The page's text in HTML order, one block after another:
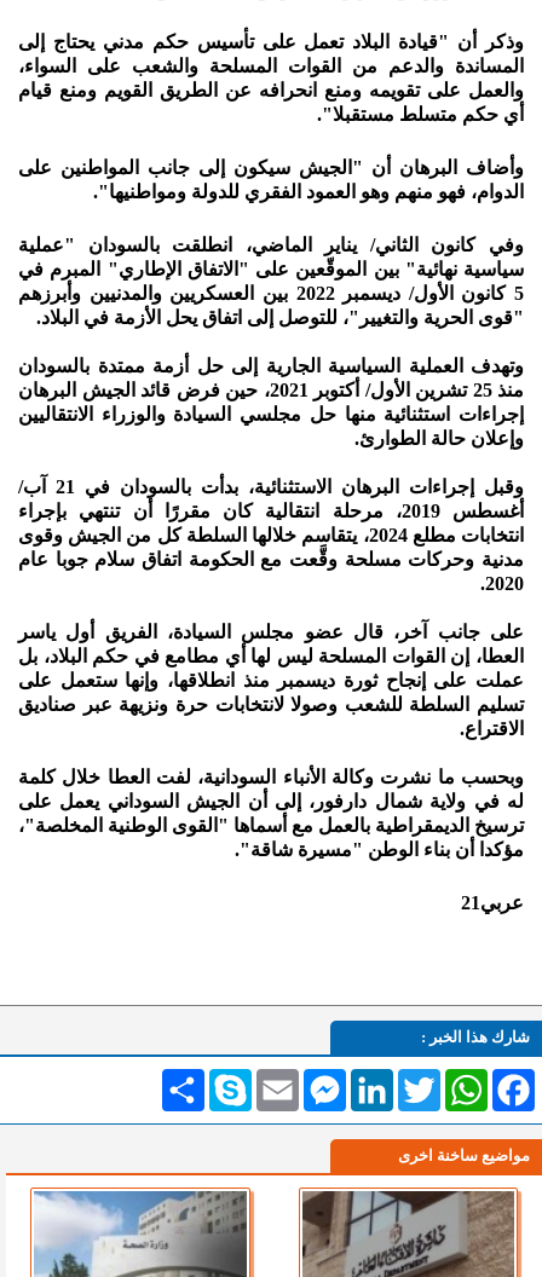
وذكر أن "قيادة البلاد تعمل على تأسيس حكم مدني يحتاج إلى
المساندة والدعم من القوات المسلحة والشعب على السواء،
والعمل على تقويمه ومنع انحرافه عن الطريق القويم ومنع قيام
أي حكم متسلط مستقبلا".
وأضاف البرهان أن "الجيش سيكون إلى جانب المواطنين على
الدوام، فهو منهم وهو العمود الفقري للدولة ومواطنيها".
وفي كانون الثاني/ يناير الماضي، انطلقت بالسودان "عملية
سياسية نهائية" بين الموقّعين على "الاتفاق الإطاري" المبرم في
5 كانون الأول/ ديسمبر 2022 بين العسكريين والمدنيين وأبرزهم
"قوى الحرية والتغيير"، للتوصل إلى اتفاق يحل الأزمة في البلاد.
وتهدف العملية السياسية الجارية إلى حل أزمة ممتدة بالسودان
منذ 25 تشرين الأول/ أكتوبر 2021، حين فرض قائد الجيش البرهان
إجراءات استثنائية منها حل مجلسي السيادة والوزراء الانتقاليين
وإعلان حالة الطوارئ.
وقبل إجراءات البرهان الاستثنائية، بدأت بالسودان في 21 آب/
أغسطس 2019، مرحلة انتقالية كان مقررًا أن تنتهي بإجراء
انتخابات مطلع 2024، يتقاسم خلالها السلطة كل من الجيش وقوى
مدنية وحركات مسلحة وقَّعت مع الحكومة اتفاق سلام جوبا عام
2020.
على جانب آخر، قال عضو مجلس السيادة، الفريق أول ياسر
العطا، إن القوات المسلحة ليس لها أي مطامع في حكم البلاد، بل
عملت على إنجاح ثورة ديسمبر منذ انطلاقها، وإنها ستعمل على
تسليم السلطة للشعب وصولا لانتخابات حرة ونزيهة عبر صناديق
الاقتراع.
وبحسب ما نشرت وكالة الأنباء السودانية، لفت العطا خلال كلمة
له في ولاية شمال دارفور، إلى أن الجيش السوداني يعمل على
ترسيخ الديمقراطية بالعمل مع أسماها "القوى الوطنية المخلصة"،
مؤكدا أن بناء الوطن "مسيرة شاقة".
عربي21
شارك هذا الخبر :
انشر Skype Email
MessengerLinkedInTwitterWhatsAppFacebook
مواضيع ساخنة اخرى